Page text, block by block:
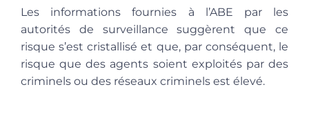
Les informations fournies à l’ABE par les
autorités de surveillance suggèrent que ce
risque s’est cristallisé et que, par conséquent, le
risque que des agents soient exploités par des
criminels ou des réseaux criminels est élevé.